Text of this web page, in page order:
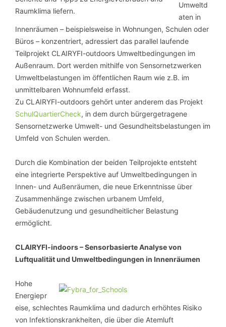
Umweltd
aten in
Innenräumen – beispielsweise in Wohnungen, Schulen oder
Büros – konzentriert, adressiert das parallel laufende
Teilprojekt CLAIRYFI-outdoors Umweltbedingungen im
Außenraum. Dort werden mithilfe von Sensornetzwerken
Umweltbelastungen im öffentlichen Raum wie z.B. im
unmittelbaren Wohnumfeld erfasst.
Zu CLAIRYFI-outdoors gehört unter anderem das Projekt
SchulQuartierCheck, in dem durch bürgergetragene
Sensornetzwerke Umwelt- und Gesundheitsbelastungen im
Umfeld von Schulen werden.
Durch die Kombination der beiden Teilprojekte entsteht
eine integrierte Perspektive auf Umweltbedingungen in
Innen- und Außenräumen, die neue Erkenntnisse über
Zusammenhänge zwischen urbanem Umfeld,
Gebäudenutzung und gesundheitlicher Belastung
ermöglicht.
CLAIRYFI-indoors – Sensorbasierte Analyse von
Luftqualität und Umweltbedingungen in Innenräumen
Hohe
Energiepr
eise, schlechtes Raumklima und dadurch erhöhtes Risiko
von Infektionskrankheiten, die über die Atemluft